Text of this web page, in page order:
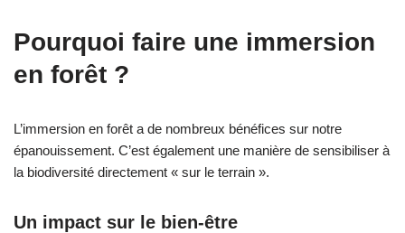
Pourquoi faire une immersion
en forêt ?
L’immersion en forêt a de nombreux bénéfices sur notre
épanouissement. C’est également une manière de sensibiliser à
la biodiversité directement « sur le terrain ».
Un impact sur le bien-être